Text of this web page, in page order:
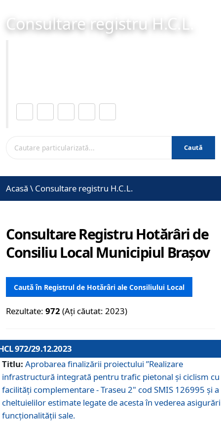
Consultare registru H.C.L.
Caută
Acasă \ Consultare registru H.C.L.
Consultare Registru Hotărâri de
Consiliu Local Municipiul Brașov
Caută în Registrul de Hotărâri ale Consiliului Local
Rezultate: 972 (Ați căutat: 2023)
972/29.12.2023
Titlu: Aprobarea finalizării proiectului ”Realizare
infrastructură integrată pentru trafic pietonal și ciclism cu
facilități complementare - Traseu 2" cod SMIS 126995 și a
cheltuielilor estimate legate de acesta în vederea
funcționalității sale.